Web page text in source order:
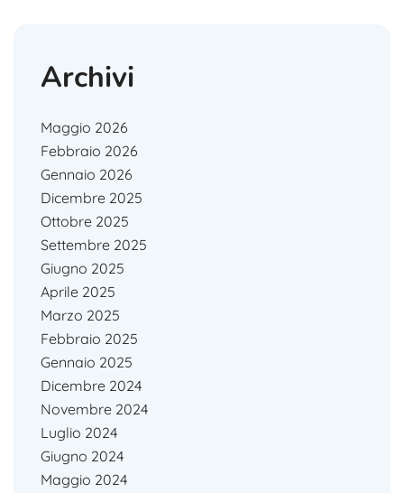
Archivi
Maggio 2026
Febbraio 2026
Gennaio 2026
Dicembre 2025
Ottobre 2025
Settembre 2025
Giugno 2025
Aprile 2025
Marzo 2025
Febbraio 2025
Gennaio 2025
Dicembre 2024
Novembre 2024
Luglio 2024
Giugno 2024
Maggio 2024